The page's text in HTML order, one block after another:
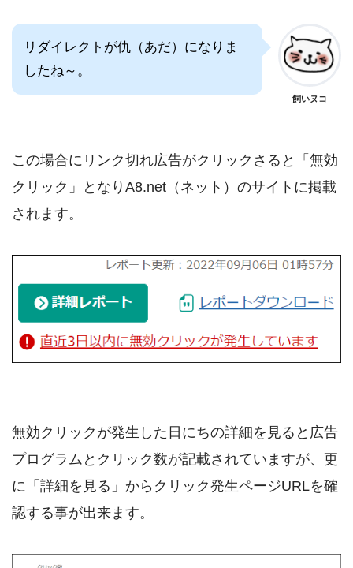
リダイレクトが仇（あだ）になりま
したね～。
飼いヌコ
この場合にリンク切れ広告がクリックさると「無効
クリック」となりA8.net（ネット）のサイトに掲載
されます。
無効クリックが発生した日にちの詳細を見ると広告
プログラムとクリック数が記載されていますが、更
に「詳細を見る」からクリック発生ページURLを確
認する事が出来ます。